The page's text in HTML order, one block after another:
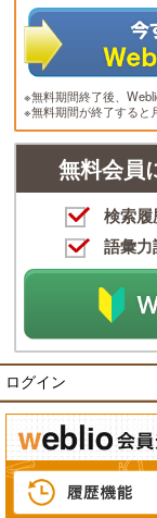
※無料期間終了後、
※無料期間が終了すると
無料会員
検索履
語彙力
ログイン